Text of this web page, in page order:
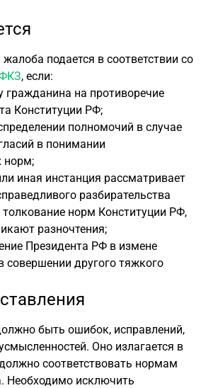
подается в соответствии со
, если:
гражданина на противоречие
Конституции РФ;
полномочий в случае
в понимании
норм;
иная инстанция рассматривает
разбирательства
норм Конституции РФ,
разночтения;
Президента РФ в измене
совершении другого тяжкого
быть ошибок, исправлений,
Оно излагается в
соответствовать нормам
Необходимо исключить